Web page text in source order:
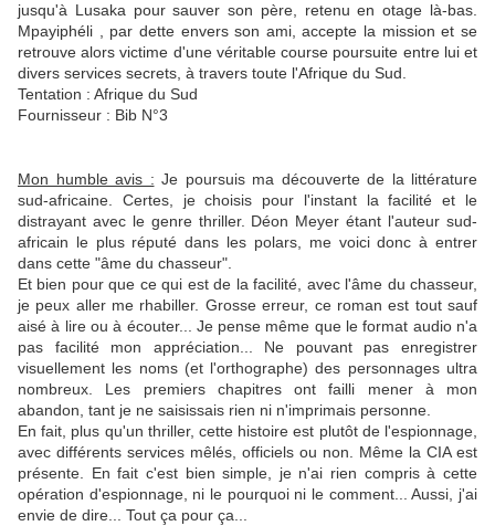
jusqu'à Lusaka pour sauver son père, retenu en otage là-bas.
Mpayiphéli , par dette envers son ami, accepte la mission et se
retrouve alors victime d'une véritable course poursuite entre lui et
divers services secrets, à travers toute l'Afrique du Sud.
Tentation : Afrique du Sud
Fournisseur : Bib N°3
Mon humble avis : Je poursuis ma découverte de la littérature
sud-africaine. Certes, je choisis pour l'instant la facilité et le
distrayant avec le genre thriller. Déon Meyer étant l'auteur sud-
africain le plus réputé dans les polars, me voici donc à entrer
dans cette "âme du chasseur".
Et bien pour que ce qui est de la facilité, avec l'âme du chasseur,
je peux aller me rhabiller. Grosse erreur, ce roman est tout sauf
aisé à lire ou à écouter... Je pense même que le format audio n'a
pas facilité mon appréciation... Ne pouvant pas enregistrer
visuellement les noms (et l'orthographe) des personnages ultra
nombreux. Les premiers chapitres ont failli mener à mon
abandon, tant je ne saisissais rien ni n'imprimais personne.
En fait, plus qu'un thriller, cette histoire est plutôt de l'espionnage,
avec différents services mêlés, officiels ou non. Même la CIA est
présente. En fait c'est bien simple, je n'ai rien compris à cette
opération d'espionnage, ni le pourquoi ni le comment... Aussi, j'ai
envie de dire... Tout ça pour ça...